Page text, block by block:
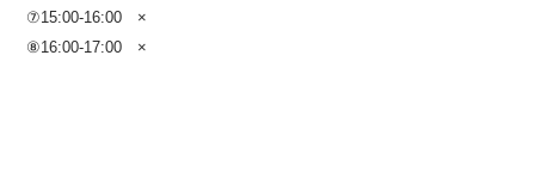
⑦15:00-16:00 ×
⑧16:00-17:00 ×